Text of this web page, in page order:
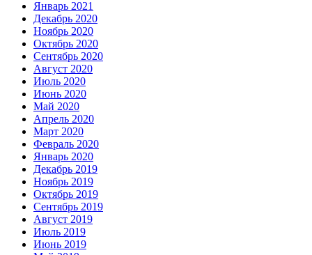
Январь 2021
Декабрь 2020
Ноябрь 2020
Октябрь 2020
Сентябрь 2020
Август 2020
Июль 2020
Июнь 2020
Май 2020
Апрель 2020
Март 2020
Февраль 2020
Январь 2020
Декабрь 2019
Ноябрь 2019
Октябрь 2019
Сентябрь 2019
Август 2019
Июль 2019
Июнь 2019